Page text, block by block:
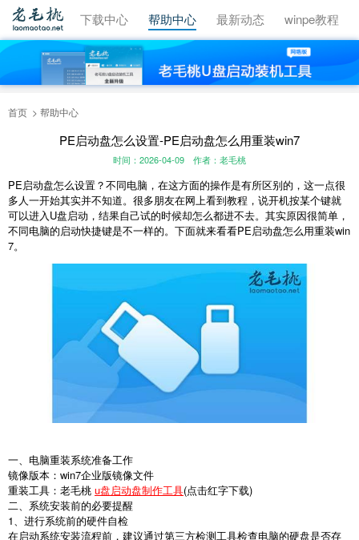
视频教程 下载中心 帮助中心 最新动态 winpe教程
首页 帮助中心
PE启动盘怎么设置-PE启动盘怎么用重装win7
时间：2026-04-09 作者：老毛桃
PE启动盘怎么设置？不同电脑，在这方面的操作是有所区别的，这一点很
多人一开始其实并不知道。很多朋友在网上看到教程，说开机按某个键就
可以进入U盘启动，结果自己试的时候却怎么都进不去。其实原因很简单，
不同电脑的启动快捷键是不一样的。下面就来看看PE启动盘怎么用重装win
7。
一、电脑重装系统准备工作
镜像版本：win7企业版镜像文件
重装工具：老毛桃 u盘启动盘制作工具(点击红字下载)
二、系统安装前的必要提醒
1、进行系统前的硬件自检
在启动系统安装流程前，建议通过第三方检测工具检查电脑的硬盘是否存